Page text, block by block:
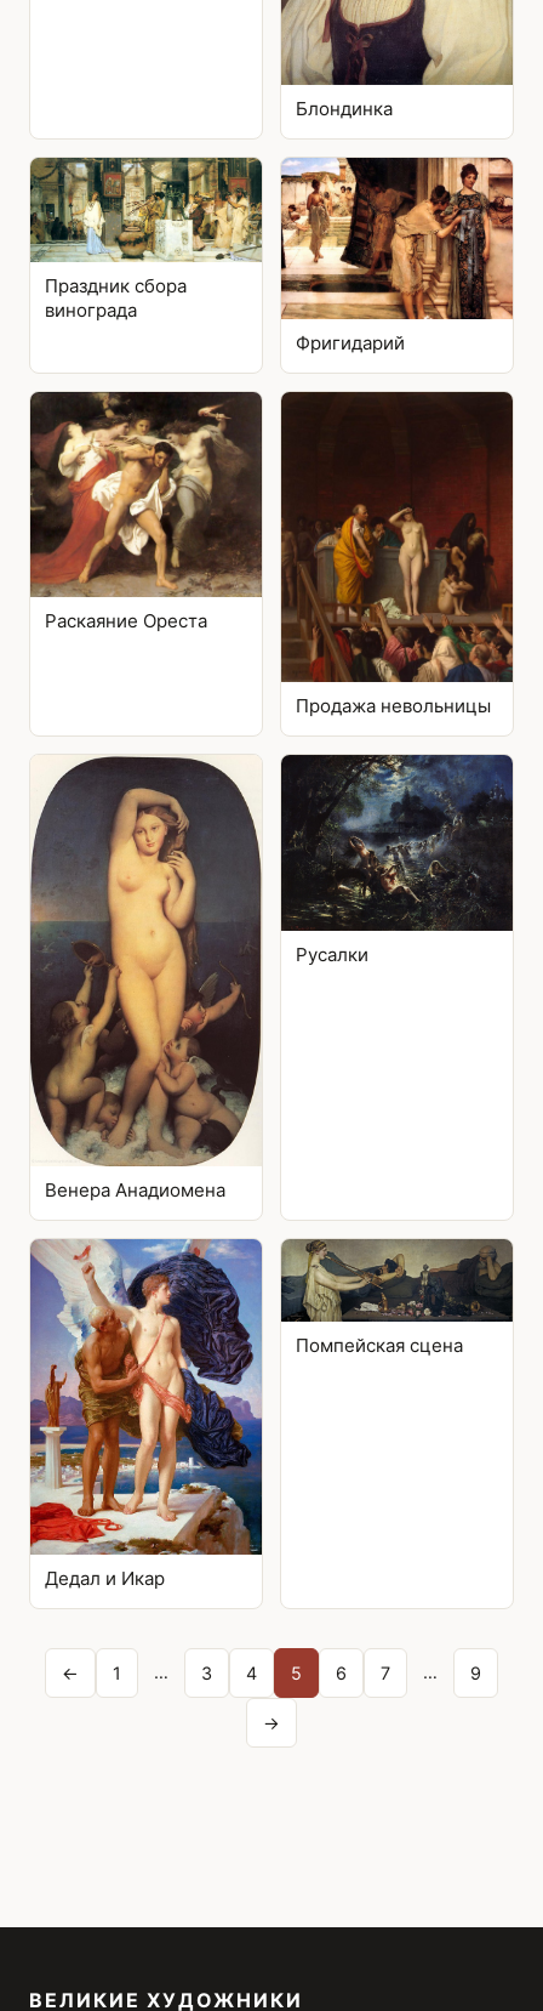
Блондинка
Праздник сбора
винограда
Фригидарий
Раскаяние Ореста
Продажа невольницы
Венера Анадиомена
Русалки
Дедал и Икар
Помпейская сцена
Posts
pagination
← 1 … 3 4 5 6 7 … 9
→
ВЕЛИКИЕ ХУДОЖНИКИ